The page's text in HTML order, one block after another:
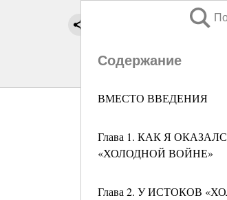
Содержание
ВМЕСТО ВВЕДЕНИЯ
Глава 1. КАК Я
«ХОЛОДНОЙ ВОЙНЕ»
Глава 2. У ИСТОКОВ